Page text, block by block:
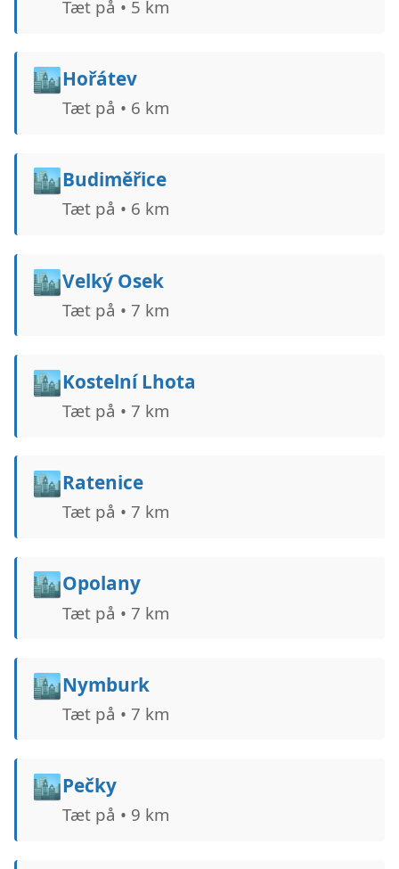
Tæt på • 5 km
🏙️Hořátev
Tæt på • 6 km
🏙️Budiměřice
Tæt på • 6 km
🏙️Velký Osek
Tæt på • 7 km
🏙️Kostelní Lhota
Tæt på • 7 km
🏙️Ratenice
Tæt på • 7 km
🏙️Opolany
Tæt på • 7 km
🏙️Nymburk
Tæt på • 7 km
🏙️Pečky
Tæt på • 9 km